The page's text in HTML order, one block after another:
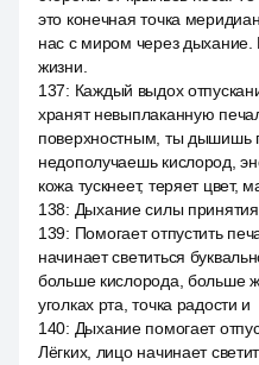
это конечная точка
нас с миром через дыхание.
жизни.
137: Каждый выдох
хранят невыплаканную
поверхностным, ты дышишь
недополучаешь кислород,
кожа тускнеет, теряет цвет,
138: Дыхание силы
139: Помогает отпустить
начинает светиться
больше кислорода, больше
уголках рта, точка радости и
140: Дыхание помогает
Лёгких, лицо начинает